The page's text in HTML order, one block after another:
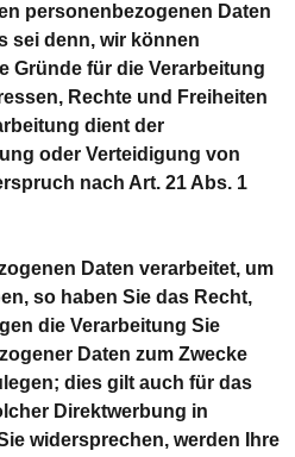
personenbezogenen Daten
sei denn, wir können
Gründe für die Verarbeitung
Rechte und Freiheiten
dient der
oder Verteidigung von
nach Art. 21 Abs. 1
Daten verarbeitet, um
so haben Sie das Recht,
die Verarbeitung Sie
Daten zum Zwecke
dies gilt auch für das
Direktwerbung in
widersprechen, werden Ihre